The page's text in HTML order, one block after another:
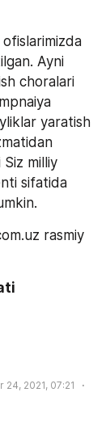
ofislarimizda
Ayni
choralari
yaratish
milliy
sifatida
rasmiy
2021, 07:21